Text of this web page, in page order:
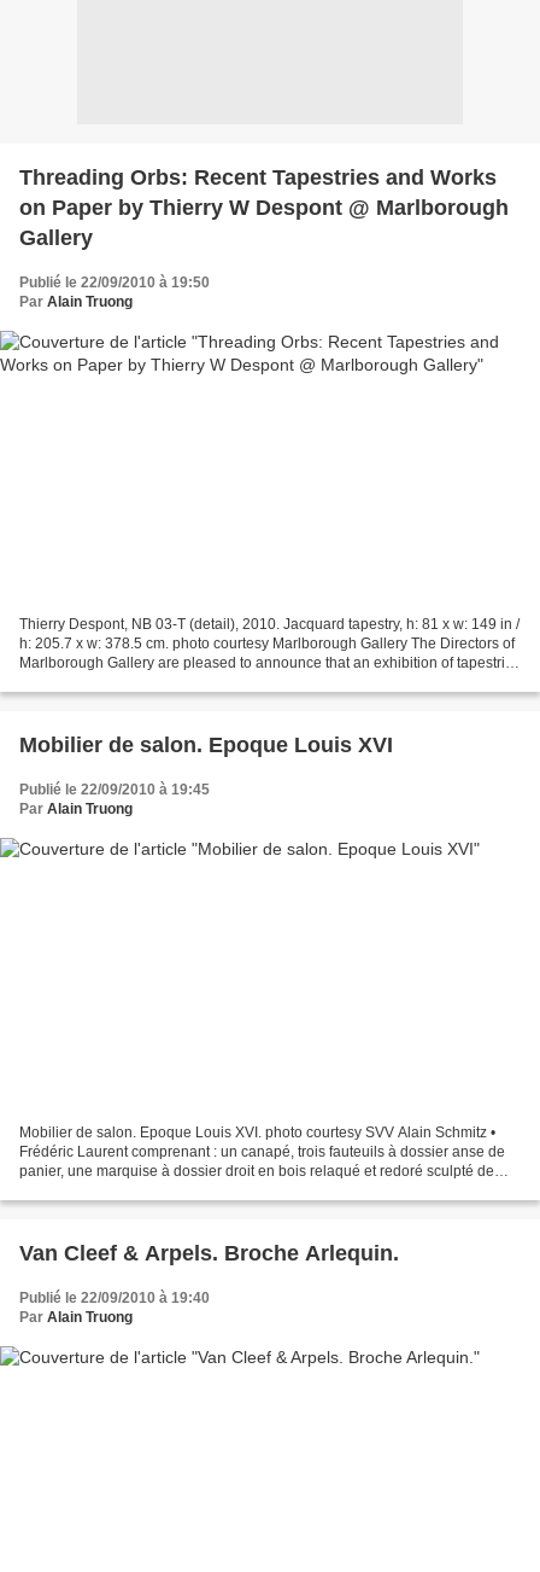
Threading Orbs: Recent Tapestries and Works
on Paper by Thierry W Despont @ Marlborough
Gallery
Publié le 22/09/2010 à 19:50
Par Alain Truong
Thierry Despont, NB 03-T (detail), 2010. Jacquard tapestry, h: 81 x w: 149 in /
h: 205.7 x w: 378.5 cm. photo courtesy Marlborough Gallery The Directors of
Marlborough Gallery are pleased to announce that an exhibition of tapestries
Mobilier de salon. Epoque Louis XVI
Publié le 22/09/2010 à 19:45
Par Alain Truong
Mobilier de salon. Epoque Louis XVI. photo courtesy SVV Alain Schmitz •
Frédéric Laurent comprenant : un canapé, trois fauteuils à dossier anse de
panier, une marquise à dossier droit en bois relaqué et redoré sculpté de
Van Cleef & Arpels. Broche Arlequin.
Publié le 22/09/2010 à 19:40
Par Alain Truong